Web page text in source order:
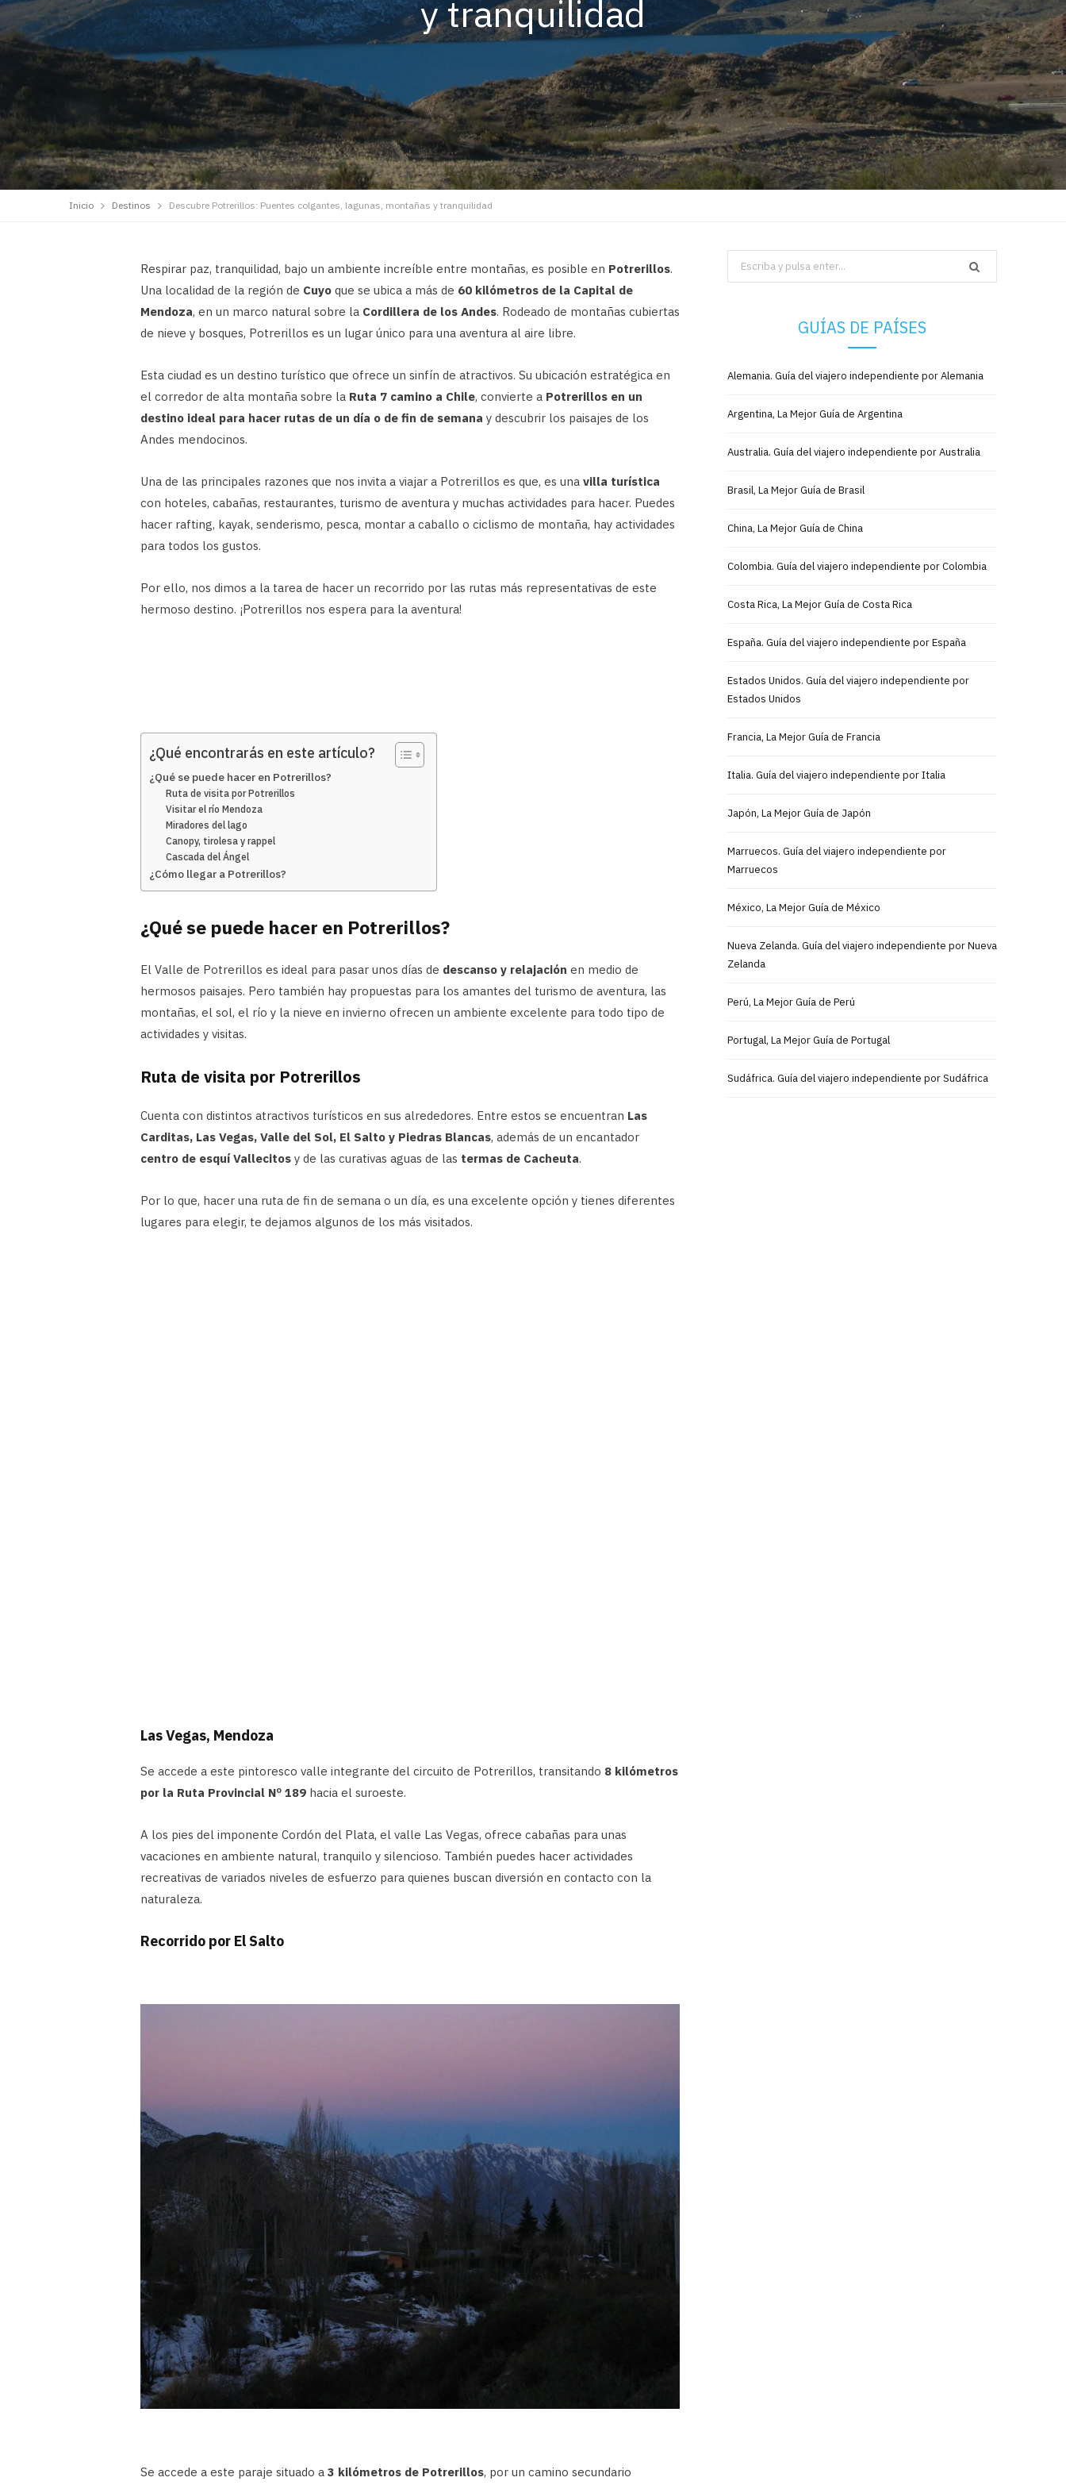
y tranquilidad
Inicio Destinos Descubre Potrerillos: Puentes colgantes, lagunas, montañas y tranquilidad
Respirar paz, tranquilidad, bajo un ambiente increíble entre montañas, es posible en Potrerillos.
Una localidad de la región de Cuyo que se ubica a más de 60 kilómetros de la Capital de
Mendoza, en un marco natural sobre la Cordillera de los Andes. Rodeado de montañas cubiertas
de nieve y bosques, Potrerillos es un lugar único para una aventura al aire libre.
Esta ciudad es un destino turístico que ofrece un sinfín de atractivos. Su ubicación estratégica en
el corredor de alta montaña sobre la Ruta 7 camino a Chile, convierte a Potrerillos en un
destino ideal para hacer rutas de un día o de fin de semana y descubrir los paisajes de los
Andes mendocinos.
Una de las principales razones que nos invita a viajar a Potrerillos es que, es una villa turística
con hoteles, cabañas, restaurantes, turismo de aventura y muchas actividades para hacer. Puedes
hacer rafting, kayak, senderismo, pesca, montar a caballo o ciclismo de montaña, hay actividades
para todos los gustos.
Por ello, nos dimos a la tarea de hacer un recorrido por las rutas más representativas de este
hermoso destino. ¡Potrerillos nos espera para la aventura!
¿Qué encontrarás en este artículo?
¿Qué se puede hacer en Potrerillos?
Ruta de visita por Potrerillos
Visitar el río Mendoza
Miradores del lago
Canopy, tirolesa y rappel
Cascada del Ángel
¿Cómo llegar a Potrerillos?
¿Qué se puede hacer en Potrerillos?
El Valle de Potrerillos es ideal para pasar unos días de descanso y relajación en medio de
hermosos paisajes. Pero también hay propuestas para los amantes del turismo de aventura, las
montañas, el sol, el río y la nieve en invierno ofrecen un ambiente excelente para todo tipo de
actividades y visitas.
Ruta de visita por Potrerillos
Cuenta con distintos atractivos turísticos en sus alrededores. Entre estos se encuentran Las
Carditas, Las Vegas, Valle del Sol, El Salto y Piedras Blancas, además de un encantador
centro de esquí Vallecitos y de las curativas aguas de las termas de Cacheuta.
Por lo que, hacer una ruta de fin de semana o un día, es una excelente opción y tienes diferentes
lugares para elegir, te dejamos algunos de los más visitados.
Las Vegas, Mendoza
Se accede a este pintoresco valle integrante del circuito de Potrerillos, transitando 8 kilómetros
por la Ruta Provincial Nº 189 hacia el suroeste.
A los pies del imponente Cordón del Plata, el valle Las Vegas, ofrece cabañas para unas
vacaciones en ambiente natural, tranquilo y silencioso. También puedes hacer actividades
recreativas de variados niveles de esfuerzo para quienes buscan diversión en contacto con la
naturaleza.
Recorrido por El Salto
Se accede a este paraje situado a 3 kilómetros de Potrerillos, por un camino secundario
Search
for:
GUÍAS DE PAÍSES
Alemania. Guía del viajero independiente por Alemania
Argentina, La Mejor Guía de Argentina
Australia. Guía del viajero independiente por Australia
Brasil, La Mejor Guía de Brasil
China, La Mejor Guía de China
Colombia. Guía del viajero independiente por Colombia
Costa Rica, La Mejor Guía de Costa Rica
España. Guía del viajero independiente por España
Estados Unidos. Guía del viajero independiente por
Estados Unidos
Francia, La Mejor Guía de Francia
Italia. Guía del viajero independiente por Italia
Japón, La Mejor Guía de Japón
Marruecos. Guía del viajero independiente por
Marruecos
México, La Mejor Guía de México
Nueva Zelanda. Guía del viajero independiente por Nueva
Zelanda
Perú, La Mejor Guía de Perú
Portugal, La Mejor Guía de Portugal
Sudáfrica. Guía del viajero independiente por Sudáfrica